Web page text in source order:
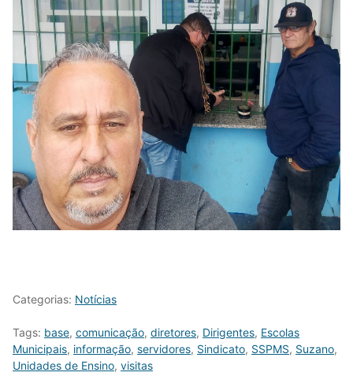
Categorias: Notícias
Tags: base, comunicação, diretores, Dirigentes, Escolas
Municipais, informação, servidores, Sindicato, SSPMS, Suzano,
Unidades de Ensino, visitas